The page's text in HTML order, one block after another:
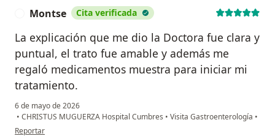
Montse Cita verificada
La explicación que me dio la Doctora fue clara y
puntual, el trato fue amable y además me
regaló medicamentos muestra para iniciar mi
tratamiento.
6 de mayo de 2026
• CHRISTUS MUGUERZA Hospital Cumbres • Visita Gastroenterología •
en opinión del usuario Montse
Reportar